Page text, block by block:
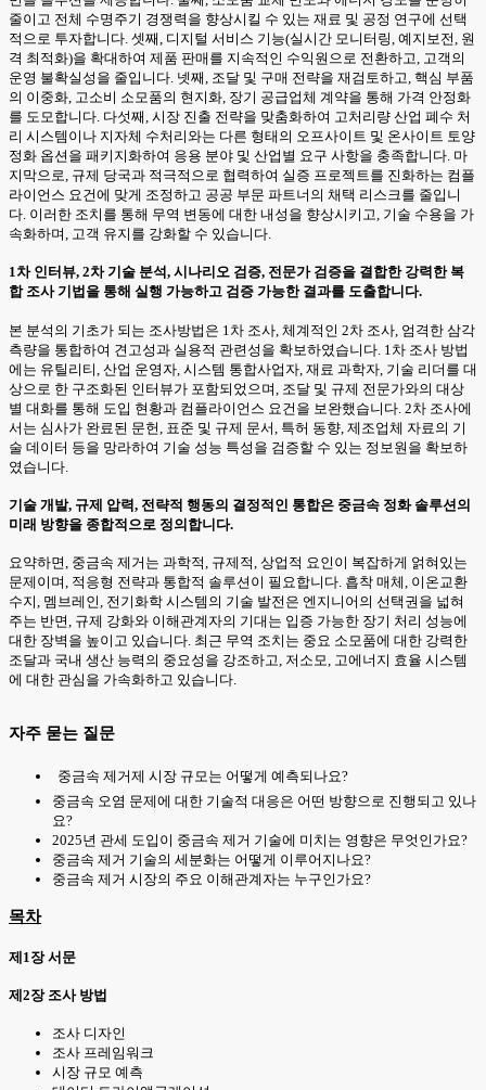
줄이고 전체 수명주기 경쟁력을 향상시킬 수 있는 재료 및 공정 연구에 선택
적으로 투자합니다. 셋째, 디지털 서비스 기능(실시간 모니터링, 예지보전, 원
격 최적화)을 확대하여 제품 판매를 지속적인 수익원으로 전환하고, 고객의
운영 불확실성을 줄입니다. 넷째, 조달 및 구매 전략을 재검토하고, 핵심 부품
의 이중화, 고소비 소모품의 현지화, 장기 공급업체 계약을 통해 가격 안정화
를 도모합니다. 다섯째, 시장 진출 전략을 맞춤화하여 고처리량 산업 폐수 처
리 시스템이나 지자체 수처리와는 다른 형태의 오프사이트 및 온사이트 토양
정화 옵션을 패키지화하여 응용 분야 및 산업별 요구 사항을 충족합니다. 마
지막으로, 규제 당국과 적극적으로 협력하여 실증 프로젝트를 진화하는 컴플
라이언스 요건에 맞게 조정하고 공공 부문 파트너의 채택 리스크를 줄입니
다. 이러한 조치를 통해 무역 변동에 대한 내성을 향상시키고, 기술 수용을 가
속화하며, 고객 유지를 강화할 수 있습니다.
1차 인터뷰, 2차 기술 분석, 시나리오 검증, 전문가 검증을 결합한 강력한 복
합 조사 기법을 통해 실행 가능하고 검증 가능한 결과를 도출합니다.
본 분석의 기초가 되는 조사방법은 1차 조사, 체계적인 2차 조사, 엄격한 삼각
측량을 통합하여 견고성과 실용적 관련성을 확보하였습니다. 1차 조사 방법
에는 유틸리티, 산업 운영자, 시스템 통합사업자, 재료 과학자, 기술 리더를 대
상으로 한 구조화된 인터뷰가 포함되었으며, 조달 및 규제 전문가와의 대상
별 대화를 통해 도입 현황과 컴플라이언스 요건을 보완했습니다. 2차 조사에
서는 심사가 완료된 문헌, 표준 및 규제 문서, 특허 동향, 제조업체 자료의 기
술 데이터 등을 망라하여 기술 성능 특성을 검증할 수 있는 정보원을 확보하
였습니다.
기술 개발, 규제 압력, 전략적 행동의 결정적인 통합은 중금속 정화 솔루션의
미래 방향을 종합적으로 정의합니다.
요약하면, 중금속 제거는 과학적, 규제적, 상업적 요인이 복잡하게 얽혀있는
문제이며, 적응형 전략과 통합적 솔루션이 필요합니다. 흡착 매체, 이온교환
수지, 멤브레인, 전기화학 시스템의 기술 발전은 엔지니어의 선택권을 넓혀
주는 반면, 규제 강화와 이해관계자의 기대는 입증 가능한 장기 처리 성능에
대한 장벽을 높이고 있습니다. 최근 무역 조치는 중요 소모품에 대한 강력한
조달과 국내 생산 능력의 중요성을 강조하고, 저소모, 고에너지 효율 시스템
에 대한 관심을 가속화하고 있습니다.
자주 묻는 질문
중금속 제거제 시장 규모는 어떻게 예측되나요?
중금속 오염 문제에 대한 기술적 대응은 어떤 방향으로 진행되고 있나
요?
2025년 관세 도입이 중금속 제거 기술에 미치는 영향은 무엇인가요?
중금속 제거 기술의 세분화는 어떻게 이루어지나요?
중금속 제거 시장의 주요 이해관계자는 누구인가요?
목차
제1장 서문
제2장 조사 방법
조사 디자인
조사 프레임워크
시장 규모 예측